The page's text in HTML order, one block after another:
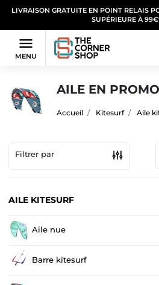
LIVRAISON GRATUITE EN POINT RELAIS
SUPÉRIEURE À

MENU
AILE EN PROMO
Accueil Kitesurf Aile
Filtrer par
AILE KITESURF
Aile nue
Barre kitesurf